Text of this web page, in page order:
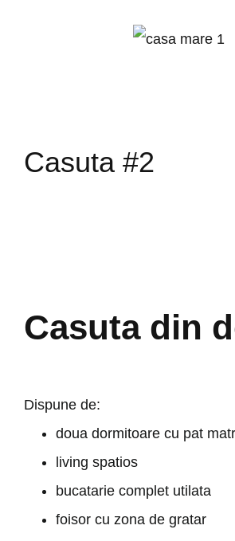
Casuta din
Dispune de:
doua dormitoare cu pat
living spatios
bucatarie complet utilata
foisor cu zona de gratar
Casuta #2